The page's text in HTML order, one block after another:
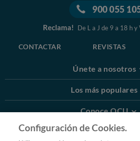
900 055
Reclama! De L a J de 9 a 18 h y
CONTACTAR REVISTAS
Únete a nosotros
Los más populares
Conoce OCU
Más Información
Configuración de Cookies.